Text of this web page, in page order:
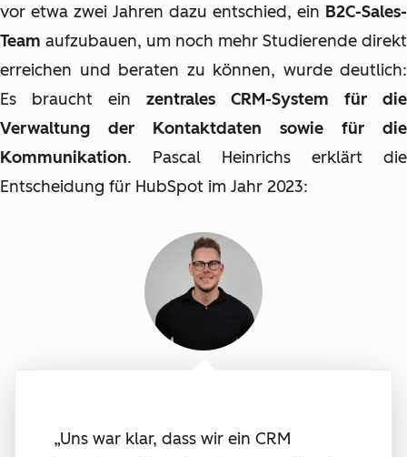
vor etwa zwei Jahren dazu entschied, ein B2C-Sales-
Team aufzubauen, um noch mehr Studierende direkt
erreichen und beraten zu können, wurde deutlich:
Es braucht ein zentrales CRM-System für die
Verwaltung der Kontaktdaten sowie für die
Kommunikation. Pascal Heinrichs erklärt die
Entscheidung für HubSpot im Jahr 2023:
„Uns war klar, dass wir ein CRM